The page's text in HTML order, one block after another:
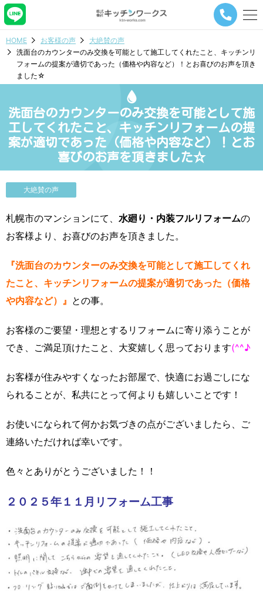
メ
ー
ナ
ゲ
ョ
ン
ボ
タ
HOME お客様の声
大絶賛の声
洗面台のカウンターのみ交換を可能として施工してくれたこと、キッチンリ
フォームの提案が適切であった（価格や内容など）！とお喜びのお声を頂き
ました☆
洗面台のカウンターのみ交換を可能として施
工してくれたこと、キッチンリフォームの提
案が適切であった（価格や内容など）！とお
喜びのお声を頂きました☆
大絶賛の声
札幌市のマンションにて、 水廻り・内装フルリフォームの
お客様より、お喜びのお声を頂きました。
『洗面台のカウンターのみ交換を可能として施工してくれ
たこと、キッチンリフォームの提案が適切であった（価格
や内容など）』 との事。
お客様のご要望・理想とするリフォームに寄り添うことが
でき、ご満足頂けたこと、大変嬉しく思っております(^^♪
お客様が住みやすくなったお部屋で、快適にお過ごしにな
られることが、私共にとって何よりも嬉しいことです！
お使いになられて何かお気づきの点がございましたら、ご
連絡いただければ幸いです。
色々とありがとうございました！！
２０２５年１１月リフォーム工事